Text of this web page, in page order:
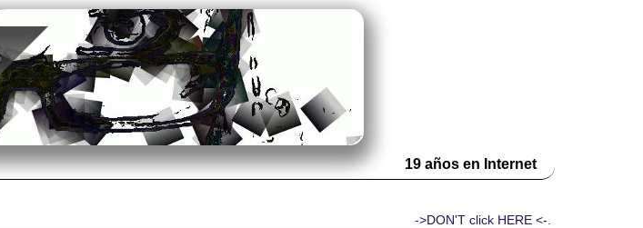
19 años en Internet
->DON'T click HERE <-.